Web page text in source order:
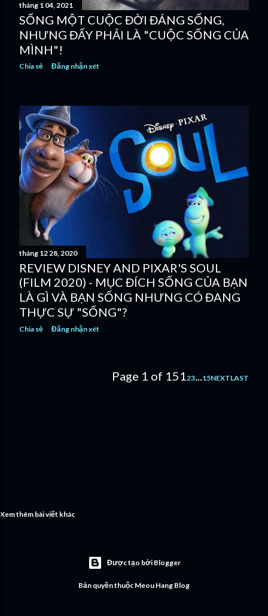
tháng 1 04, 2021
SỐNG MỘT CUỘC ĐỜI ĐÁNG SỐNG,
NHƯNG ĐẤY PHẢI LÀ "CUỘC SỐNG CỦA
MÌNH"!
Chia sẻ Đăng nhận xét
tháng 12 28, 2020
REVIEW DISNEY AND PIXAR'S SOUL
(FILM 2020) - MỤC ĐÍCH SỐNG CỦA BẠN
LÀ GÌ VÀ BẠN SỐNG NHƯNG CÓ ĐANG
THỰC SỰ "SỐNG"?
Chia sẻ Đăng nhận xét
Page 1 of 151 23 15NEXTLAST
Xem thêm bài viết khác
Được tạo bởi Blogger
Bản quyền thuộc Meou Hang Blog